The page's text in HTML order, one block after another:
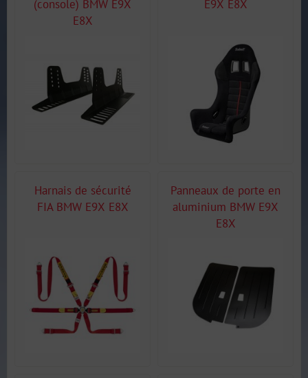
(console) BMW E9X
E8X
E9X E8X
Harnais de sécurité
FIA BMW E9X E8X
Panneaux de porte en
aluminium BMW E9X
E8X